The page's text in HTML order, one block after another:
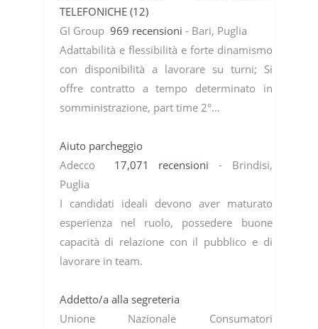
TELEFONICHE (12)
GI Group 969 recensioni - Bari, Puglia
Adattabilità e flessibilità e forte dinamismo
con disponibilità a lavorare su turni; Si
offre contratto a tempo determinato in
somministrazione, part time 2°…
Aiuto parcheggio
Adecco 17,071 recensioni - Brindisi,
Puglia
I candidati ideali devono aver maturato
esperienza nel ruolo, possedere buone
capacità di relazione con il pubblico e di
lavorare in team.
Addetto/a alla segreteria
Unione Nazionale Consumatori